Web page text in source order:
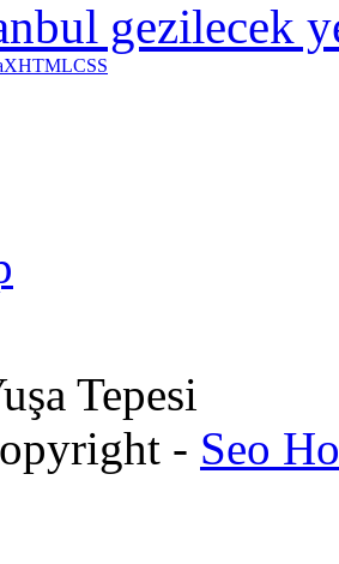
gezilecek
XHTMLCSS
Tepesi
- Seo